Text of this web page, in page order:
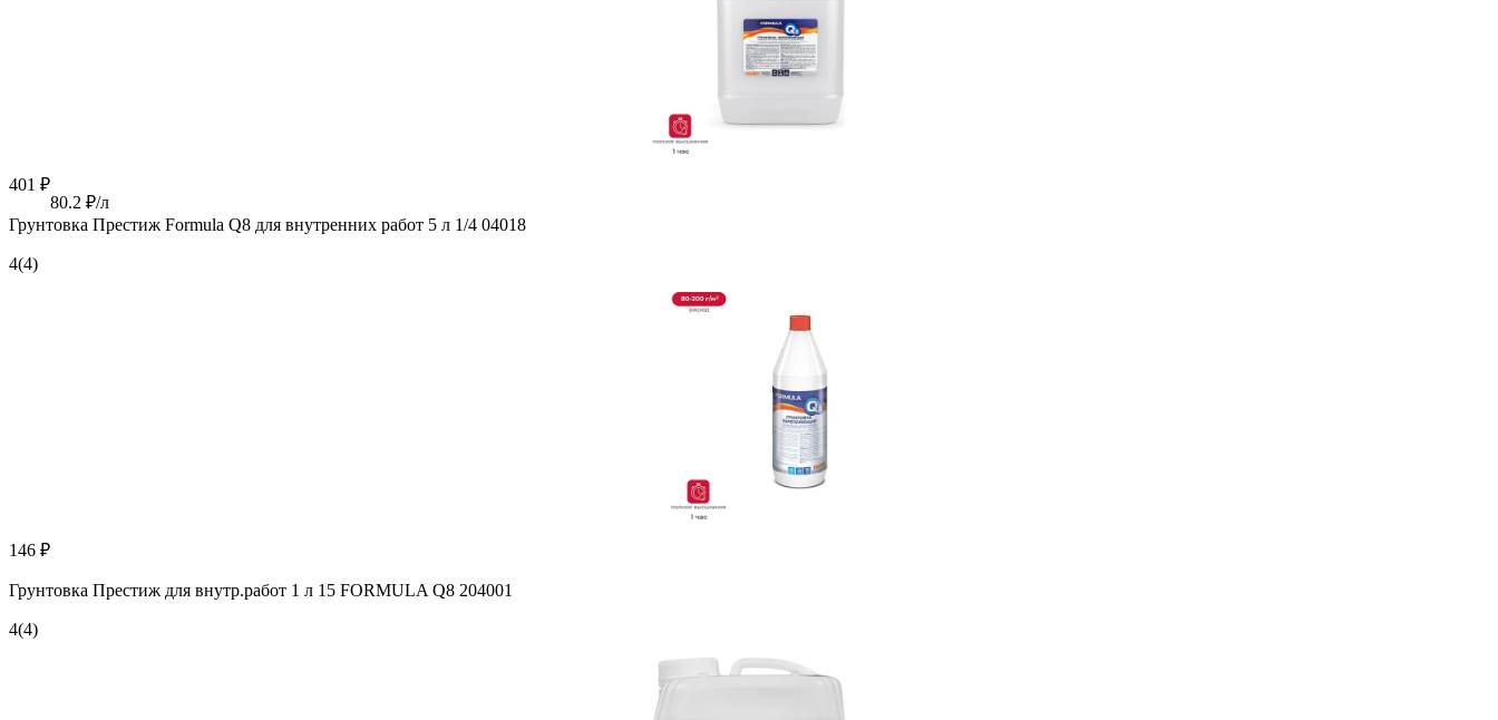
401 ₽
80.2 ₽/л
Грунтовка Престиж Formula Q8 для внутренних работ 5 л 1/4 04018
4(4)
146 ₽
Грунтовка Престиж для внутр.работ 1 л 15 FORMULA Q8 204001
4(4)